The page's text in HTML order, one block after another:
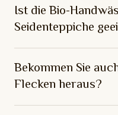
Ist die Bio-
Seidenteppiche
Bekommen Sie
Flecken heraus?